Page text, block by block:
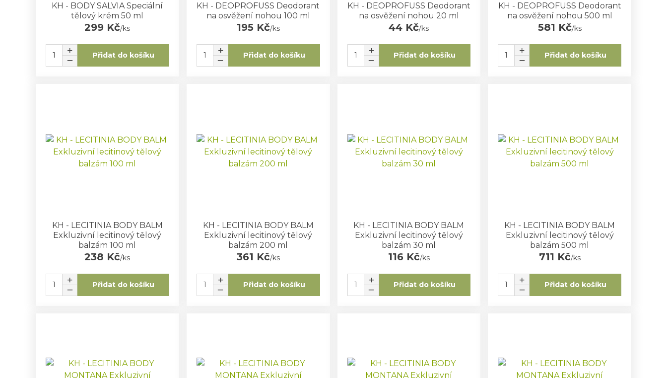
KH - BODY SALVIA Speciální
tělový krém 50 ml
299 Kč/ks
Přidat do košíku
KH - DEOPROFUSS Deodorant
na osvěžení nohou 100 ml
195 Kč/ks
Přidat do košíku
KH - DEOPROFUSS Deodorant
na osvěžení nohou 20 ml
44 Kč/ks
Přidat do košíku
KH - DEOPROFUSS Deodorant
na osvěžení nohou 500 ml
581 Kč/ks
Přidat do košíku
KH - LECITINIA BODY BALM
Exkluzivní lecitinový tělový
balzám 100 ml
238 Kč/ks
Přidat do košíku
KH - LECITINIA BODY BALM
Exkluzivní lecitinový tělový
balzám 200 ml
361 Kč/ks
Přidat do košíku
KH - LECITINIA BODY BALM
Exkluzivní lecitinový tělový
balzám 30 ml
116 Kč/ks
Přidat do košíku
KH - LECITINIA BODY BALM
Exkluzivní lecitinový tělový
balzám 500 ml
711 Kč/ks
Přidat do košíku